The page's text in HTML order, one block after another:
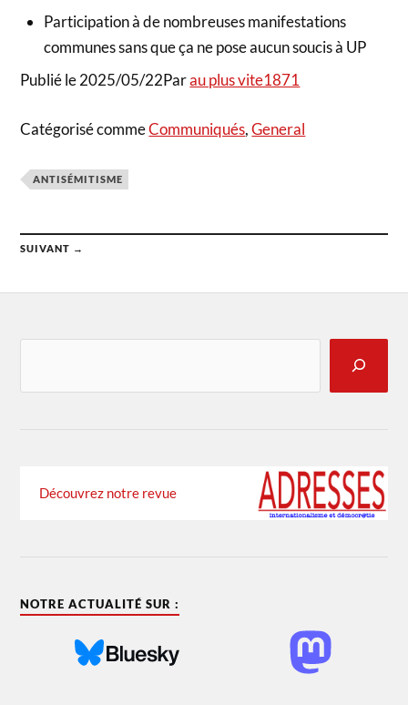
Participation à de nombreuses manifestations
communes sans que ça ne pose aucun soucis à UP
Publié le 2025/05/22Parau plus vite1871
Catégorisé commeCommuniqués,General
ANTISÉMITISME
SUIVANT →
Découvrez notre revue
NOTRE ACTUALITÉ SUR :